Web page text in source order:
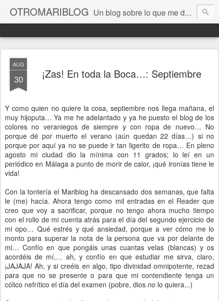
OTROMARIBLOG Un blog sobre lo que me da la gana, así en general, desde lo personal a cuestiones LGTB, vamos, mis mariconadas y esas cosas del Orgullo, la reivindicación y, en general, de reclamar las cosas que son justas y que cada cual haga lo que le venga en gana siempre que no moleste al vecino; cosas que ver, visitar... algún viaje... de todo un poco. Ah, y aquí a las chivatas no las queremos ver ni en pintura.
AUG
30 ¡Zas! En toda la Boca…: Septiembre
Y como quien no quiere la cosa, septiembre nos llega mañana, el
muy hijoputa… Ya me he adelantado y ya he puesto el blog de los
colores no veraniegos de siempre y con ropa de nuevo… No
porque dé por muerto el verano (aún quedan 22 días…) si no
porque por aquí ya no se puede ir tan ligerito de ropa… En pleno
agosto mi ciudad dio la mínima con 11 grados; lo leí en un
periódico en Málaga a punto de morir de calor, ¡qué ironías tiene le
vida!
Con la tontería el Mariblog ha descansado dos semanas, que falta
le (me) hacía. Ahora tengo como mil entradas en el Reader que
creo que voy a sacrificar, porque no tengo ahora mucho tiempo
con el rollo de mi cuenta atrás para el día del segundo ejercicio de
mi opo… Qué estrés y qué ansiedad, porque a ver cómo me lo
monto para superar la nota de la persona que va por delante de
mi… Confío en que pongáis unas cuantas velas (blancas) y os
acordéis de mí,… ah, y confío en que estudiar me sirva, claro,
¡JAJAJA! Ah, y si creéis en algo, tipo divinidad omnipotente, rezad
para que no se presente o para que mi contendiente tenga un
cólico nefrítico el día del examen (pobre, dios no lo quiera...)